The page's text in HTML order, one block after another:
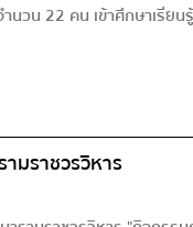
น 22 คน เข้าศึกษาเรีย
มราชวรวิหาร